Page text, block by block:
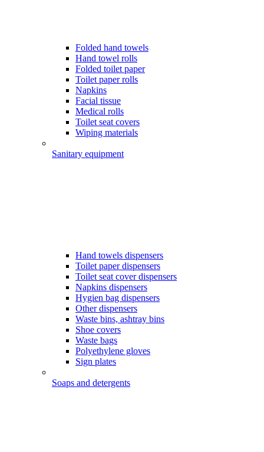
Folded hand towels
Hand towel rolls
Folded toilet paper
Toilet paper rolls
Napkins
Facial tissue
Medical rolls
Toilet seat covers
Wiping materials
Sanitary equipment
Hand towels dispensers
Toilet paper dispensers
Toilet seat cover dispensers
Napkins dispensers
Hygien bag dispensers
Other dispensers
Waste bins, ashtray bins
Shoe covers
Waste bags
Polyethylene gloves
Sign plates
Soaps and detergents